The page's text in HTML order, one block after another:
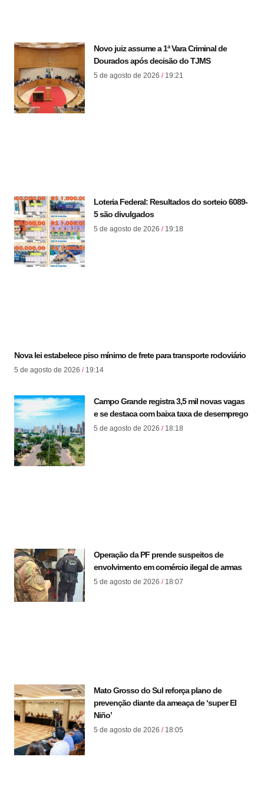
Novo juiz assume a 1ª Vara Criminal de
Dourados após decisão do TJMS
5 de agosto de 2026 19:21
Loteria Federal: Resultados do sorteio 6089-
5 são divulgados
5 de agosto de 2026 19:18
Nova lei estabelece piso mínimo de frete para transporte rodoviário
5 de agosto de 2026 19:14
Campo Grande registra 3,5 mil novas vagas
e se destaca com baixa taxa de desemprego
5 de agosto de 2026 18:18
Operação da PF prende suspeitos de
envolvimento em comércio ilegal de armas
5 de agosto de 2026 18:07
Mato Grosso do Sul reforça plano de
prevenção diante da ameaça de ‘super El
Niño’
5 de agosto de 2026 18:05